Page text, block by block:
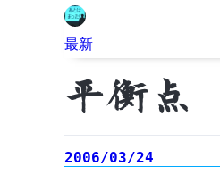
最新
平衡点
2006/03/24